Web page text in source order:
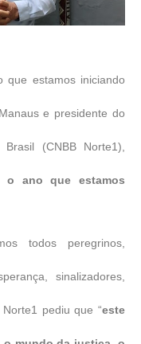
que estamos iniciando
e presidente do
(CNBB Norte1),
o ano que estamos
todos peregrinos,
sinalizadores,
pediu que “este